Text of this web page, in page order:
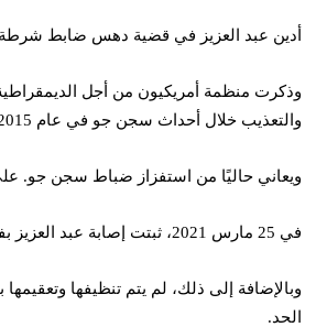
أدين عبد العزيز في قضية دهس ضابط شرطة
وذكرت منظمة أمريكيون من أجل
والتعذيب خلال أحداث سجن جو في عام 2015.
ويعاني حاليًا من استفزاز ضباط سجن جو. على
في 25 مارس 2021، ثبتت إصابة عبد العزيز بفيروس كورونا وأبلغ عائلته بإصابته في مكالمة هاتفية. وأفاد بأن الزنازين المكتظة معدومة التهوئة وأنه لم يتم تطبيق تدابير احترازية للحد من انتقال الفيروس بين السجناء.
وبالإضافة إلى ذلك، لم يتم تنظيفها
الحد.